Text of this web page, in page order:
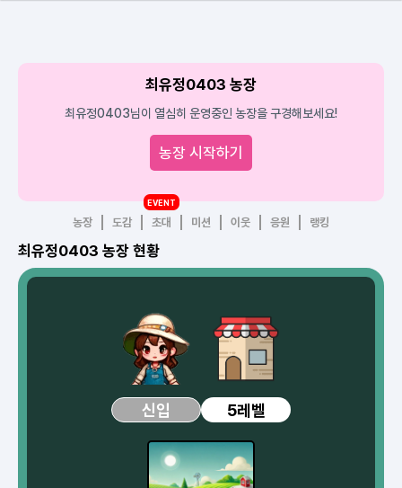
최유정0403 농장
최유정0403님이 열심히 운영중인 농장을 구경해보세요!
농장 시작하기
농장 도감 초대
EVENT
미션 이웃 응원 랭킹
최유정0403 농장 현황
신입 5레벨